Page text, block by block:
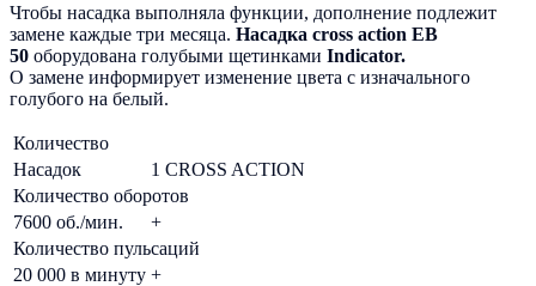
Чтобы насадка выполняла функции, дополнение подлежит
замене каждые три месяца. Насадка cross action EB
50 оборудована голубыми щетинками Indicator.
О замене информирует изменение цвета с изначального
голубого на белый.
Количество
Насадок
1 CROSS ACTION
Количество оборотов
7600 об./мин.
+
Количество пульсаций
20 000 в минуту +